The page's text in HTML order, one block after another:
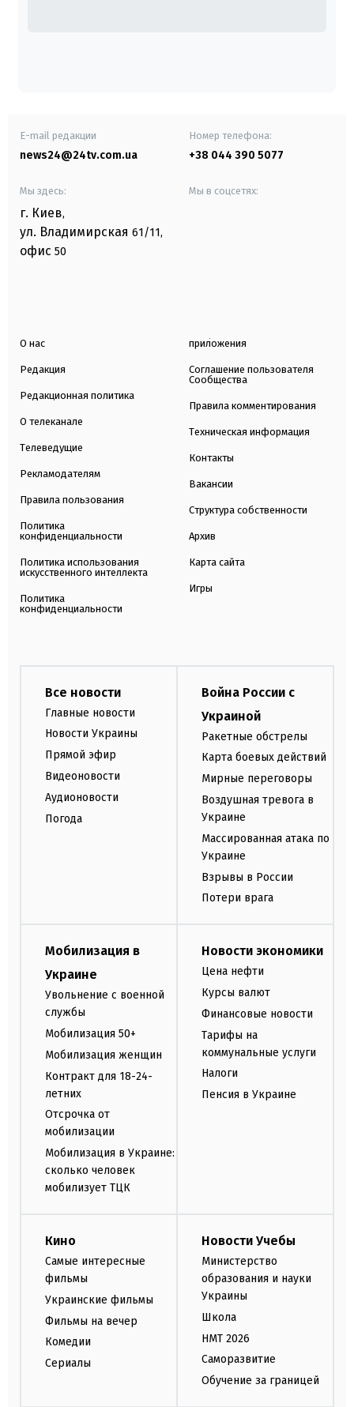
E-mail редакции
news24@24tv.com.ua
Номер телефона:
+38 044 390 5077
Мы здесь:
г. Киев,
ул. Владимирская 61/11,
офис 50
Мы в соцсетях:
О нас
Редакция
Редакционная политика
О телеканале
Телеведущие
Рекламодателям
Правила пользования
Политика
конфиденциальности
Политика использования
искусственного интеллекта
Политика
конфиденциальности
приложения
Соглашение пользователя
Сообщества
Правила комментирования
Техническая информация
Контакты
Вакансии
Структура собственности
Архив
Карта сайта
Игры
Все новости
Главные новости
Новости Украины
Прямой эфир
Видеоновости
Аудионовости
Погода
Война России с
Украиной
Ракетные обстрелы
Карта боевых действий
Мирные переговоры
Воздушная тревога в
Украине
Массированная атака по
Украине
Взрывы в России
Потери врага
Мобилизация в
Украине
Увольнение с военной
службы
Мобилизация 50+
Мобилизация женщин
Контракт для 18-24-
летних
Отсрочка от
мобилизации
Мобилизация в Украине:
сколько человек
мобилизует ТЦК
Новости экономики
Цена нефти
Курсы валют
Финансовые новости
Тарифы на
коммунальные услуги
Налоги
Пенсия в Украине
Кино
Самые интересные
фильмы
Украинские фильмы
Фильмы на вечер
Комедии
Сериалы
Новости Учебы
Министерство
образования и науки
Украины
Школа
НМТ 2026
Саморазвитие
Обучение за границей